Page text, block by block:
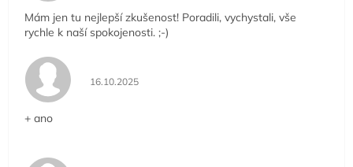
Mám jen tu nejlepší zkušenost! Poradili, vychystali, vše
rychle k naší spokojenosti. ;-)
Hodnocení obchodu je 5 z 5 hvězdiček.
16.10.2025
+ ano